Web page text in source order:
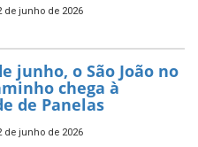
de junho de 2026
junho, o São João no
chega à
de Panelas
de junho de 2026